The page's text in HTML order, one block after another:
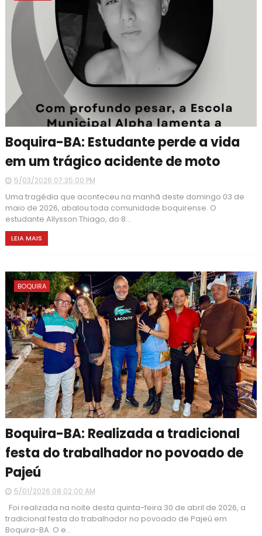
Boquira-BA: Estudante perde a vida
em um trágico acidente de moto
5/03/2026 07:35:00 PM
Uma tragédia que aconteceu na manhã deste domingo 03 de
maio de 2026, abalou toda comunidade boquirense. O
estudante Allysson Thiago, do 8...
LEIA MAIS
BOQUIRA
Boquira-BA: Realizada a tradicional
festa do trabalhador no povoado de
Pajeú
5/01/2026 08:02:00 AM
Foi realizada na noite desta quinta-feira 30 de abril de 2026, a
tradicional festa do trabalhador no povoado de Pajeú em
Boquira-BA. O e...